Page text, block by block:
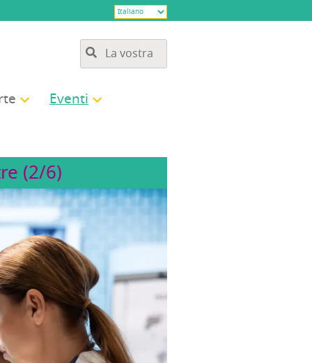
Even­ti
(2/6)